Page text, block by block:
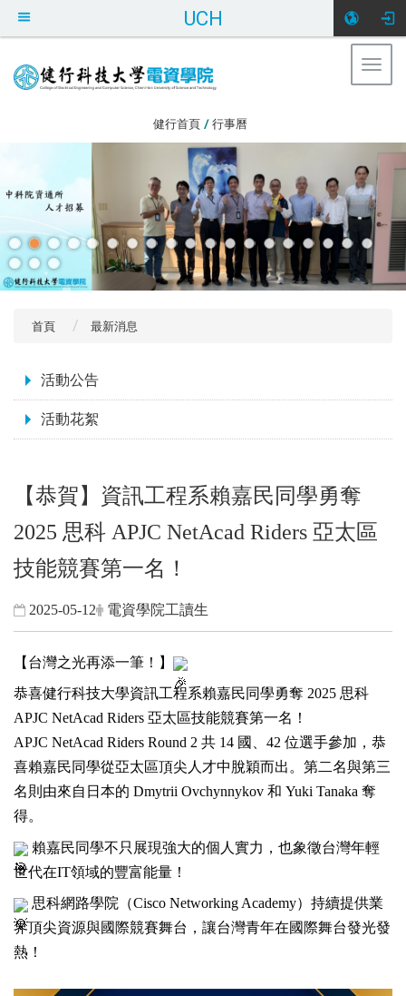
UCH
健行首頁 / 行事曆
首頁 最新消息
活動公告
活動花絮
【恭賀】資訊工程系賴嘉民同學勇奪
2025 思科 APJC NetAcad Riders 亞太區
技能競賽第一名！
2025-05-12 電資學院工讀生
【台灣之光再添一筆！】
恭喜健行科技大學資訊工程系賴嘉民同學勇奪 2025 思科
APJC NetAcad Riders 亞太區技能競賽第一名！
APJC NetAcad Riders Round 2 共 14 國、42 位選手參加，恭
喜賴嘉民同學從亞太區頂尖人才中脫穎而出。第二名與第三
名則由來自日本的 Dmytrii Ovchynnykov 和 Yuki Tanaka 奪
得。
賴嘉民同學不只展現強大的個人實力，也象徵台灣年輕
世代在IT領域的豐富能量！
思科網路學院（Cisco Networking Academy）持續提供業
界頂尖資源與國際競賽舞台，讓台灣青年在國際舞台發光發
熱！